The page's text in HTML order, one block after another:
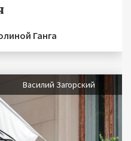
Ганга
Василий Загорский